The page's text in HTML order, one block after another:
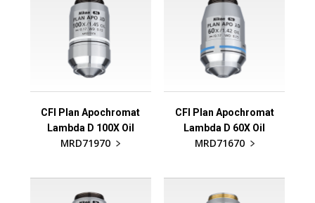
CFI Plan Apochromat
Lambda D 100X Oil
MRD71970
CFI Plan Apochromat
Lambda D 60X Oil
MRD71670